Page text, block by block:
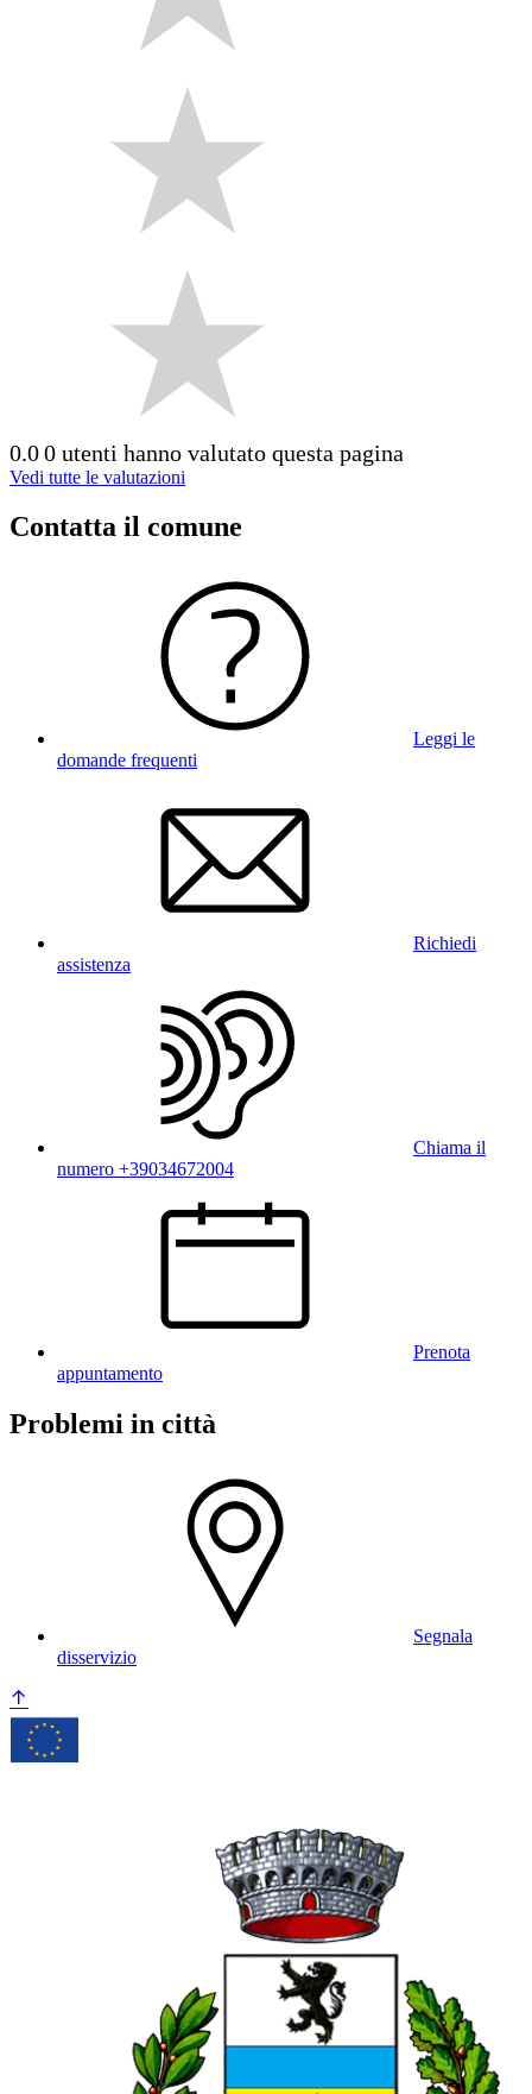
0.00 utenti hanno valutato questa pagina
Vedi tutte le valutazioni
Contatta il comune
Leggi le
domande frequenti
Richiedi
assistenza
Chiama il
numero +39034672004
Prenota
appuntamento
Problemi in città
Segnala
disservizio